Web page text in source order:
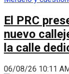
El PRC
nuevo
la calle
06/08/26 10:11